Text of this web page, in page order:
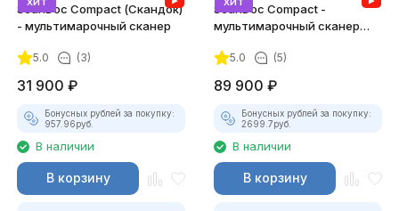
ScanDoc Compact (Скандок)
- мультимарочный сканер
5.0 (3)
31 900 ₽
Бонусных рублей за покупку:
957.96руб.
В наличии
В корзину
ScanDoc Compact -
мультимарочный сканер
5.0 (5)
89 900 ₽
Бонусных рублей за покупку:
2699.7руб.
В наличии
В корзину